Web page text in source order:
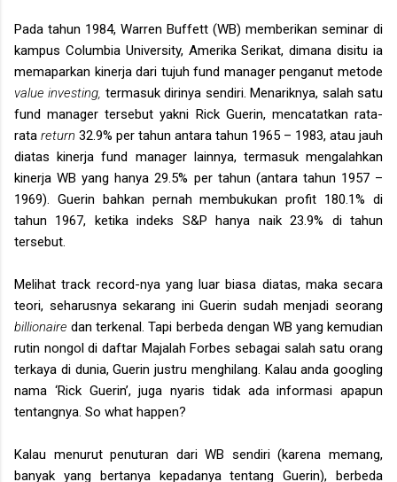
Pada tahun 1984, Warren Buffett (WB) memberikan seminar di
kampus Columbia University, Amerika Serikat, dimana disitu ia
memaparkan kinerja dari tujuh fund manager penganut metode
value investing, termasuk dirinya sendiri. Menariknya, salah satu
fund manager tersebut yakni Rick Guerin, mencatatkan rata-
rata return 32.9% per tahun antara tahun 1965 – 1983, atau jauh
diatas kinerja fund manager lainnya, termasuk mengalahkan
kinerja WB yang hanya 29.5% per tahun (antara tahun 1957 –
1969). Guerin bahkan pernah membukukan profit 180.1% di
tahun 1967, ketika indeks S&P hanya naik 23.9% di tahun
tersebut.
Melihat track record-nya yang luar biasa diatas, maka secara
teori, seharusnya sekarang ini Guerin sudah menjadi seorang
billionairedan terkenal. Tapi berbeda dengan WB yang kemudian
rutin nongol di daftar Majalah Forbes sebagai salah satu orang
terkaya di dunia, Guerin justru menghilang. Kalau anda googling
nama ‘Rick Guerin’, juga nyaris tidak ada informasi apapun
tentangnya. So what happen?
Kalau menurut penuturan dari WB sendiri (karena memang,
banyak yang bertanya kepadanya tentang Guerin), berbeda